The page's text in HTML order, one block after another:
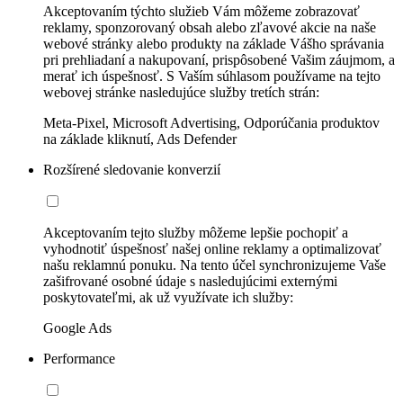
Akceptovaním týchto služieb Vám môžeme zobrazovať
reklamy, sponzorovaný obsah alebo zľavové akcie na naše
webové stránky alebo produkty na základe Vášho správania
pri prehliadaní a nakupovaní, prispôsobené Vašim záujmom, a
merať ich úspešnosť. S Vaším súhlasom používame na tejto
webovej stránke nasledujúce služby tretích strán:
Meta-Pixel, Microsoft Advertising, Odporúčania produktov
na základe kliknutí, Ads Defender
Rozšírené sledovanie konverzií
Akceptovaním tejto služby môžeme lepšie pochopiť a
vyhodnotiť úspešnosť našej online reklamy a optimalizovať
našu reklamnú ponuku. Na tento účel synchronizujeme Vaše
zašifrované osobné údaje s nasledujúcimi externými
poskytovateľmi, ak už využívate ich služby:
Google Ads
Performance